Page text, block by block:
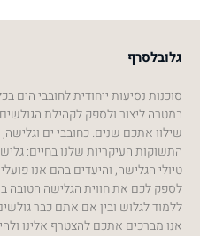
גלובלסרף
סוכנות נסיעות ייחודית לחובבי הים
במטרה ליצור ולספק לקהילת
שילוו אתכם שנים. כחובבי ים
התשוקות העיקריות שלנו בחיים:
טיולי הגלישה, והיעדים בהם אנו
לספק לכם את חווית הגלישה הטובה
ללמוד לגלוש ובין אם אתם כבר
אנו מברכים אתכם להצטרף אלינו